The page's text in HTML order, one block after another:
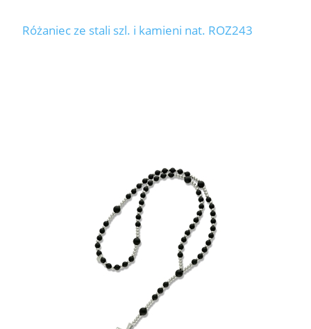
Różaniec ze stali szl. i kamieni nat. ROZ243